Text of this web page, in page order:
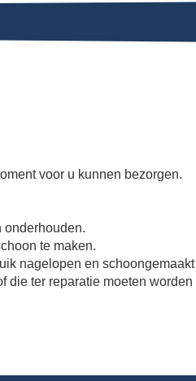
voor u kunnen bezorgen.
onderhouden.
te maken.
nagelopen en schoongemaakt
die ter reparatie moeten worden